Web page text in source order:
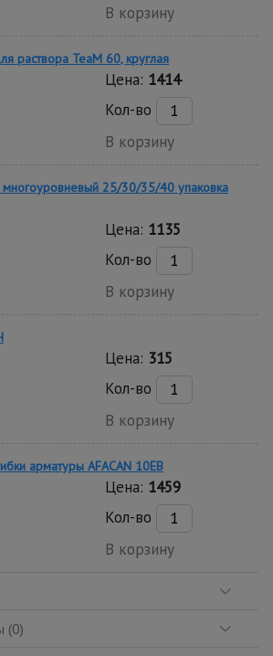
В корзину
раствора TeaM 60, круглая
Цена: 1414
Кол-во
В корзину
25/30/35/40 упаковка
Цена: 1135
Кол-во
В корзину
Цена: 315
Кол-во
В корзину
арматуры AFACAN 10EB
Цена: 1459
Кол-во
В корзину
(0)